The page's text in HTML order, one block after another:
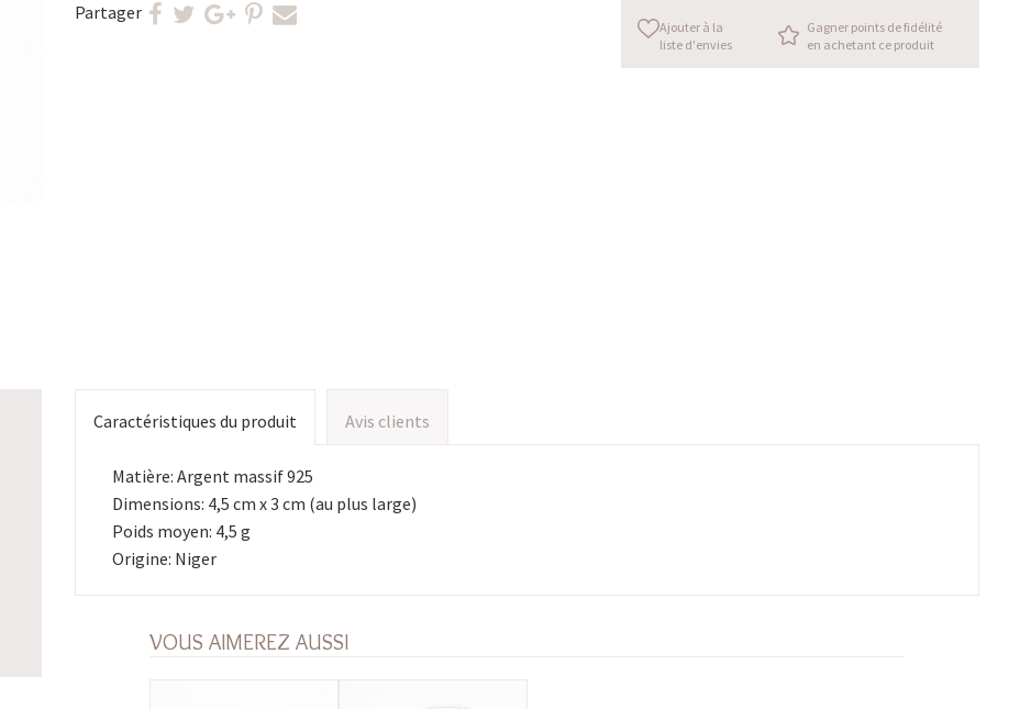
Partager
Ajouter à la
liste d'envies
Gagner points de fidélité
en achetant ce produit
Caractéristiques du produit Avis clients
Matière: Argent massif 925
Dimensions: 4,5 cm x 3 cm (au plus large)
Poids moyen: 4,5 g
Origine: Niger
VOUS AIMEREZ AUSSI